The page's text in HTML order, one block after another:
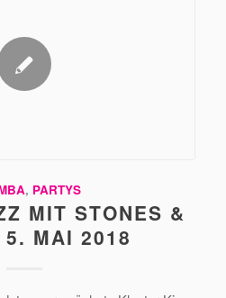
, PARTYS
MIT STONES &
MAI 2018